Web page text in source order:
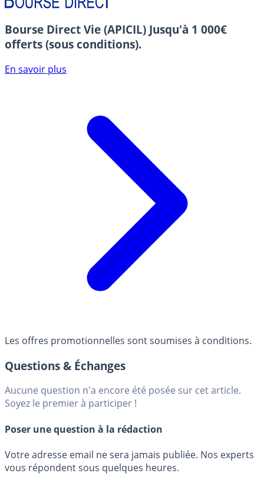
Bourse Direct Vie (APICIL) Jusqu'à 1 000€
offerts (sous conditions).
En savoir plus
Les offres promotionnelles sont soumises à conditions.
Questions & Échanges
Aucune question n'a encore été posée sur cet article.
Soyez le premier à participer !
Poser une question à la rédaction
Votre adresse email ne sera jamais publiée. Nos experts
vous répondent sous quelques heures.